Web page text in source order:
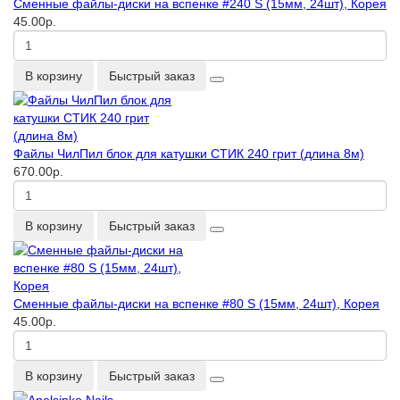
Сменные файлы-диски на вспенке #240 S (15мм, 24шт), Корея
45.00р.
В корзину Быстрый заказ
Файлы ЧилПил блок для катушки СТИК 240 грит (длина 8м)
670.00р.
В корзину Быстрый заказ
Сменные файлы-диски на вспенке #80 S (15мм, 24шт), Корея
45.00р.
В корзину Быстрый заказ